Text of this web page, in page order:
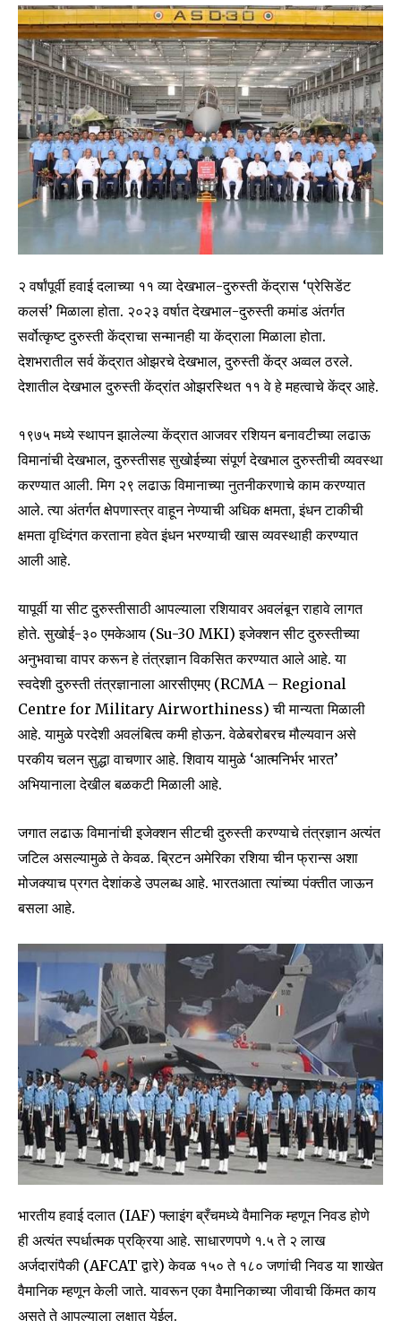
Join our community of
SUBSCRIBERS and be part of the
conversation.
To subscribe, simply enter your email address on our website
or click the subscribe button below. Don't worry, we respect
your privacy and won't spam your inbox. Your information is
safe with us.
SUBSCRIBE
I've read and accept thePrivacy Policy.
२ वर्षांपूर्वी हवाई दलाच्या ११ व्या देखभाल-दुरुस्ती केंद्रास ‘प्रेसिडेंट
कलर्स’ मिळाला होता. २०२३ वर्षात देखभाल-दुरुस्ती कमांड अंतर्गत
सर्वोत्कृष्ट दुरुस्ती केंद्राचा सन्मानही या केंद्राला मिळाला होता.
देशभरातील सर्व केंद्रात ओझरचे देखभाल, दुरुस्ती केंद्र अव्वल ठरले.
देशातील देखभाल दुरुस्ती केंद्रांत ओझरस्थित ११ वे हे महत्वाचे केंद्र आहे.
१९७५ मध्ये स्थापन झालेल्या केंद्रात आजवर रशियन बनावटीच्या लढाऊ
विमानांची देखभाल, दुरुस्तीसह सुखोईच्या संपूर्ण देखभाल दुरुस्तीची व्यवस्था
करण्यात आली. मिग २९ लढाऊ विमानाच्या नुतनीकरणाचे काम करण्यात
आले. त्या अंतर्गत क्षेपणास्त्र वाहून नेण्याची अधिक क्षमता, इंधन टाकीची
क्षमता वृध्दिंगत करताना हवेत इंधन भरण्याची खास व्यवस्थाही करण्यात
आली आहे.
यापूर्वी या सीट दुरुस्तीसाठी आपल्याला रशियावर अवलंबून राहावे लागत
होते. सुखोई-३० एमकेआय (Su-30 MKI) इजेक्शन सीट दुरुस्तीच्या
अनुभवाचा वापर करून हे तंत्रज्ञान विकसित करण्यात आले आहे. या
स्वदेशी दुरुस्ती तंत्रज्ञानाला आरसीएमए (RCMA – Regional
Centre for Military Airworthiness) ची मान्यता मिळाली
आहे. यामुळे परदेशी अवलंबित्व कमी होऊन. वेळेबरोबरच मौल्यवान असे
परकीय चलन सुद्धा वाचणार आहे. शिवाय यामुळे ‘आत्मनिर्भर भारत’
अभियानाला देखील बळकटी मिळाली आहे.
जगात लढाऊ विमानांची इजेक्शन सीटची दुरुस्ती करण्याचे तंत्रज्ञान अत्यंत
जटिल असल्यामुळे ते केवळ. ब्रिटन अमेरिका रशिया चीन फ्रान्स अशा
मोजक्याच प्रगत देशांकडे उपलब्ध आहे. भारतआता त्यांच्या पंक्तीत जाऊन
बसला आहे.
भारतीय हवाई दलात (IAF) फ्लाइंग ब्रँचमध्ये वैमानिक म्हणून निवड होणे
ही अत्यंत स्पर्धात्मक प्रक्रिया आहे. साधारणपणे १.५ ते २ लाख
अर्जदारांपैकी (AFCAT द्वारे) केवळ १५० ते १८० जणांची निवड या शाखेत
वैमानिक म्हणून केली जाते. यावरून एका वैमानिकाच्या जीवाची किंमत काय
असते ते आपल्याला लक्षात येईल.